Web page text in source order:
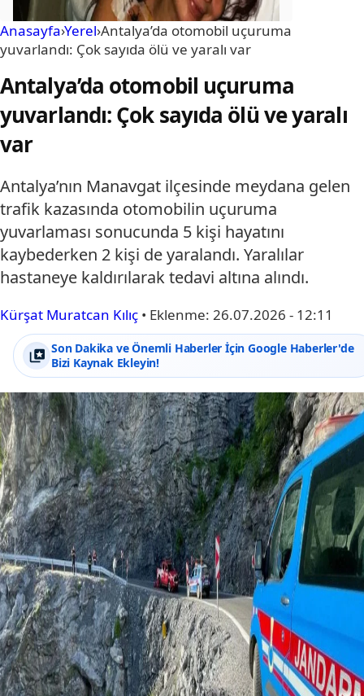
Anasayfa›Yerel›Antalya’da otomobil uçuruma
yuvarlandı: Çok sayıda ölü ve yaralı var
Antalya’da otomobil uçuruma
yuvarlandı: Çok sayıda ölü ve yaralı
var
Antalya’nın Manavgat ilçesinde meydana gelen
trafik kazasında otomobilin uçuruma
yuvarlaması sonucunda 5 kişi hayatını
kaybederken 2 kişi de yaralandı. Yaralılar
hastaneye kaldırılarak tedavi altına alındı.
Kürşat Muratcan Kılıç • Eklenme: 26.07.2026 - 12:11
Son Dakika ve Önemli Haberler İçin Google Haberler'de
Bizi Kaynak Ekleyin!